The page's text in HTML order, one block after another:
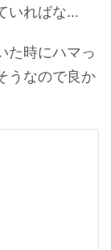
いればな…
た時にハマっ
うなので良か